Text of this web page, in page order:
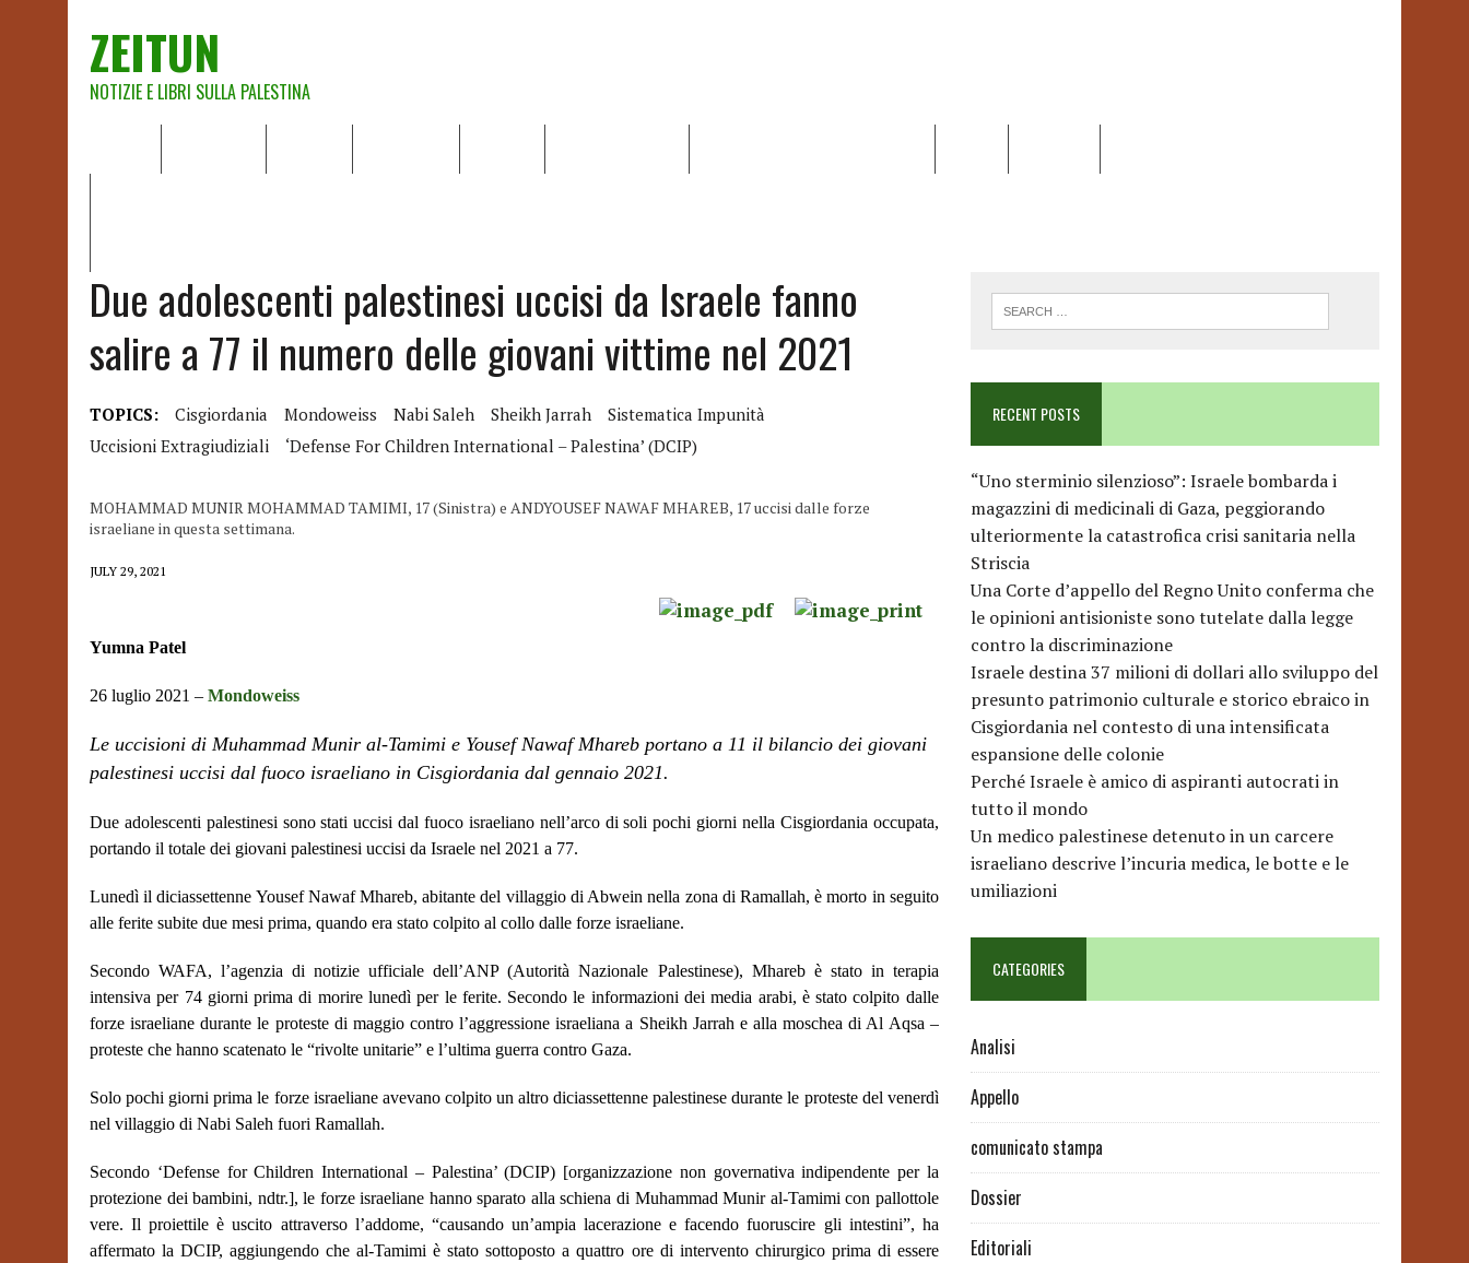
ZEITUN
NOTIZIE E LIBRI SULLA PALESTINA
Due adolescenti palestinesi uccisi da Israele fanno
salire a 77 il numero delle giovani vittime nel 2021
TOPICS: Cisgiordania Mondoweiss Nabi Saleh Sheikh Jarrah
Sistematica Impunità
Uccisioni Extragiudiziali
‘Defense For Children International – Palestina’ (DCIP)
MOHAMMAD MUNIR MOHAMMAD TAMIMI, 17 (Sinistra) e ANDYOUSEF NAWAF MHAREB, 17 uccisi dalle forze
israeliane in questa settimana.
JULY 29, 2021
Yumna Patel
26 luglio 2021 – Mondoweiss
Le uccisioni di Muhammad Munir al-Tamimi e Yousef Nawaf Mhareb portano a 11 il bilancio dei giovani
palestinesi uccisi dal fuoco israeliano in Cisgiordania dal gennaio 2021.
Due adolescenti palestinesi sono stati uccisi dal fuoco israeliano nell’arco di soli pochi giorni nella Cisgiordania occupata,
portando il totale dei giovani palestinesi uccisi da Israele nel 2021 a 77.
Lunedì il diciassettenne Yousef Nawaf Mhareb, abitante del villaggio di Abwein nella zona di Ramallah, è morto in seguito
alle ferite subite due mesi prima, quando era stato colpito al collo dalle forze israeliane.
Secondo WAFA, l’agenzia di notizie ufficiale dell’ANP (Autorità Nazionale Palestinese), Mhareb è stato in terapia
intensiva per 74 giorni prima di morire lunedì per le ferite. Secondo le informazioni dei media arabi, è stato colpito dalle
forze israeliane durante le proteste di maggio contro l’aggressione israeliana a Sheikh Jarrah e alla moschea di Al Aqsa –
proteste che hanno scatenato le “rivolte unitarie” e l’ultima guerra contro Gaza.
Solo pochi giorni prima le forze israeliane avevano colpito un altro diciassettenne palestinese durante le proteste del venerdì
nel villaggio di Nabi Saleh fuori Ramallah.
Secondo ‘Defense for Children International – Palestina’ (DCIP) [organizzazione non governativa indipendente per la
protezione dei bambini, ndtr.], le forze israeliane hanno sparato alla schiena di Muhammad Munir al-Tamimi con pallottole
vere. Il proiettile è uscito attraverso l’addome, “causando un’ampia lacerazione e facendo fuoruscire gli intestini”, ha
affermato la DCIP, aggiungendo che al-Tamimi è stato sottoposto a quattro ore di intervento chirurgico prima di essere
RECENT POSTS
“Uno sterminio silenzioso”: Israele bombarda i
magazzini di medicinali di Gaza, peggiorando
ulteriormente la catastrofica crisi sanitaria nella
Striscia
Una Corte d’appello del Regno Unito conferma che
le opinioni antisioniste sono tutelate dalla legge
contro la discriminazione
Israele destina 37 milioni di dollari allo sviluppo del
presunto patrimonio culturale e storico ebraico in
Cisgiordania nel contesto di una intensificata
espansione delle colonie
Perché Israele è amico di aspiranti autocrati in
tutto il mondo
Un medico palestinese detenuto in un carcere
israeliano descrive l’incuria medica, le botte e le
umiliazioni
CATEGORIES
Analisi
Appello
comunicato stampa
Dossier
Editoriali